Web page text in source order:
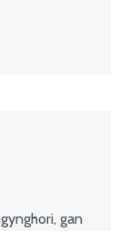
gan